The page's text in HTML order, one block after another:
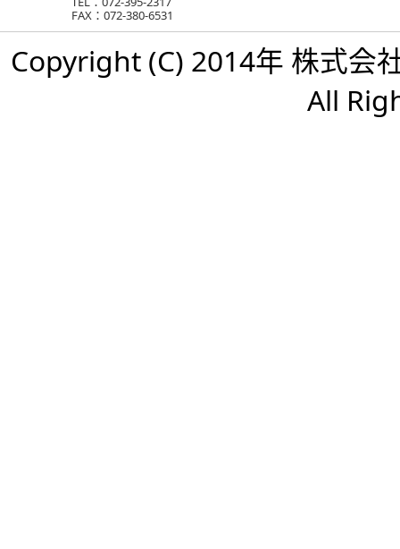
FAX：072-380-6531
Copyright (C) 2014年 株式会
All